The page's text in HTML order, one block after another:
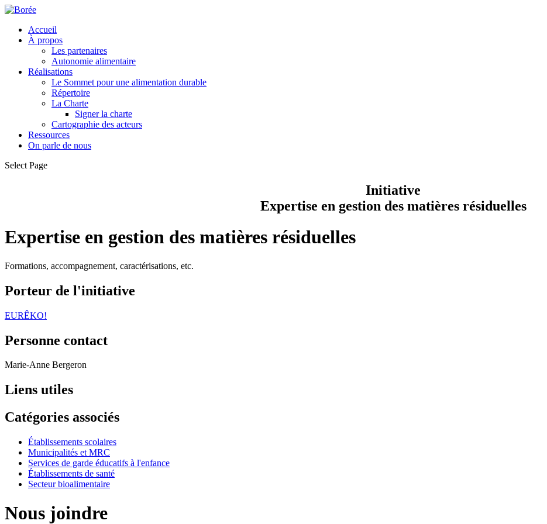
Accueil
À propos
Les partenaires
Autonomie alimentaire
Réalisations
Le Sommet pour une alimentation durable
Répertoire
La Charte
Signer la charte
Cartographie des acteurs
Ressources
On parle de nous
Select Page
Initiative
Expertise en gestion des matières résiduelles
Expertise en gestion des matières résiduelles
Formations, accompagnement, caractérisations, etc.
Porteur de l'initiative
EURÊKO!
Personne contact
Marie-Anne Bergeron
Liens utiles
Catégories associés
Établissements scolaires
Municipalités et MRC
Services de garde éducatifs à l'enfance
Établissements de santé
Secteur bioalimentaire
Nous joindre